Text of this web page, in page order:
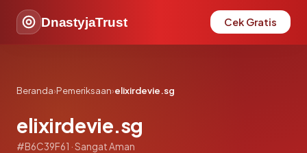
DnastyjaTrust Cek Gratis
Beranda›Pemeriksaan›elixirdevie.sg
elixirdevie.sg
#B6C39F61 · Sangat Aman